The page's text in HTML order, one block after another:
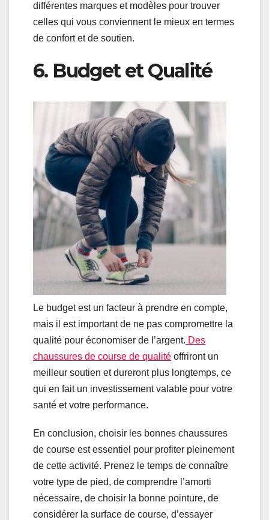
différentes marques et modèles pour trouver
celles qui vous conviennent le mieux en termes
de confort et de soutien.
6. Budget et Qualité
Le budget est un facteur à prendre en compte,
mais il est important de ne pas compromettre la
qualité pour économiser de l’argent. Des
chaussures de course de qualité offriront un
meilleur soutien et dureront plus longtemps, ce
qui en fait un investissement valable pour votre
santé et votre performance.
En conclusion, choisir les bonnes chaussures
de course est essentiel pour profiter pleinement
de cette activité. Prenez le temps de connaître
votre type de pied, de comprendre l’amorti
nécessaire, de choisir la bonne pointure, de
considérer la surface de course, d’essayer